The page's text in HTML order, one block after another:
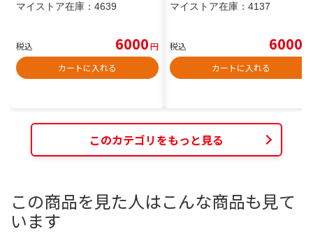
マイストア在庫： 4639
税込 6000円
カートに入れる
マイストア在庫： 4137
税込 6000
カートに入れる
このカテゴリをもっと見る
この商品を見た人はこんな商品も見て
います